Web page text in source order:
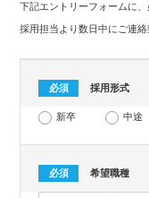
下記エントリーフォームに
採用担当より数日中にご連絡
必須 採用形式
新卒 中途
必須 希望職種